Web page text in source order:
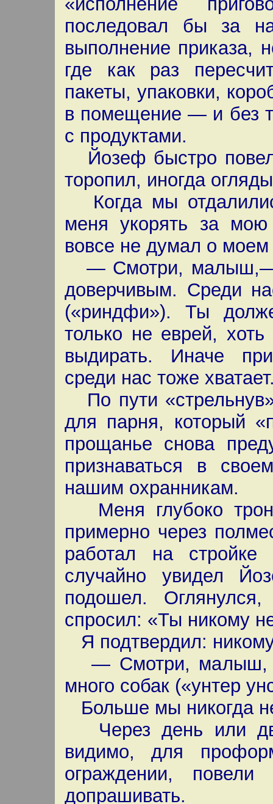
последовал бы за
выполнение приказа,
где как раз
пакеты, упаковки,
в помещение — и без
с продуктами.
Йозеф быстро
торопил, иногда
Когда мы
меня укорять за
вовсе не думал о
— Смотри, малыш,—
доверчивым. Среди
(«риндфи»). Ты
только не еврей,
выдирать. Иначе
среди нас тоже
По пути «стрельнув»
для парня, который
прощанье снова
признаваться в
нашим охранникам.
Меня глубоко
примерно через
работал на
случайно увидел
подошел. Оглянулся,
спросил: «Ты никому
Я подтвердил:
— Смотри, малыш,
много собак («унтер
Больше мы никогда
Через день или
видимо, для
ограждении,
допрашивать.